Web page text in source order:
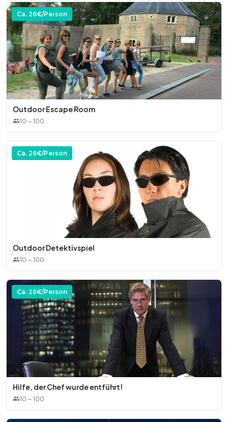
Österreich:
* Ab 20 Personen: Innsbruck, Linz, Salzburg
* Ab 25 Personen: Wien
* Ab 30 Personen: Graz, Klagenfurt, Villach
Ca. 26€/Person
Outdoor Escape Room
10 –100
Ca. 26€/Person
Outdoor Detektivspiel
10 –100
Ca. 26€/Person
Hilfe, der Chef wurde entführt!
10 –100